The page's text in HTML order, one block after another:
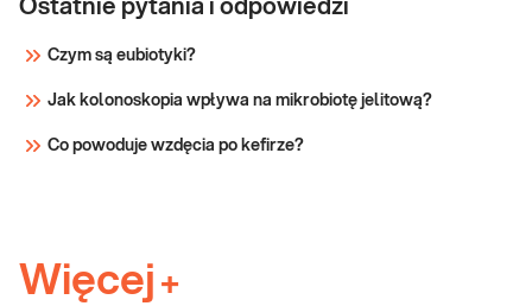
Ostatnie pytania i odpowiedzi
Czym są eubiotyki?
Jak kolonoskopia wpływa na mikrobiotę jelitową?
Co powoduje wzdęcia po kefirze?
Więcej +